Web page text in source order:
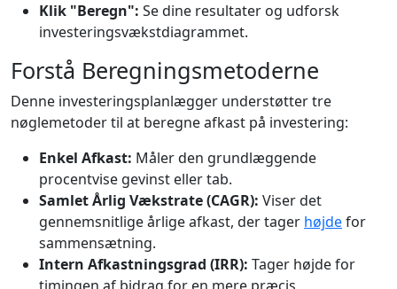
Klik "Beregn": Se dine resultater og udforsk
investeringsvækstdiagrammet.
Forstå Beregningsmetoderne
Denne investeringsplanlægger understøtter tre
nøglemetoder til at beregne afkast på investering:
Enkel Afkast: Måler den grundlæggende
procentvise gevinst eller tab.
Samlet Årlig Vækstrate (CAGR): Viser det
gennemsnitlige årlige afkast, der tager højdefor
sammensætning.
Intern Afkastningsgrad (IRR): Tager højde for